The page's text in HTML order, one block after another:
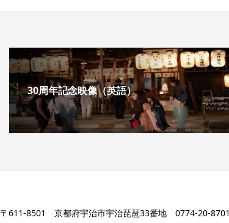
30周年記念映像（英語）
〒611-8501 京都府宇治市宇治琵琶33番地 0774-20-8701